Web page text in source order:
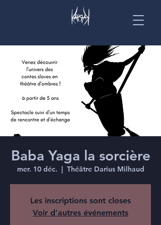
Baba Yaga la sorcière
mer. 10 déc.
  |
Théâtre Darius Milhaud
Les inscriptions sont closes
Voir d'autres événements